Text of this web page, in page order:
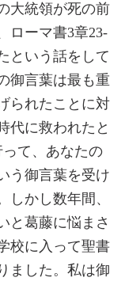
大統領が死の前
ローマ書3章23-
という話をして
御言葉は最も重
られたことに対
代に救われたと
て、あなたの
う御言葉を受け
しかし数年間、
と葛藤に悩まさ
校に入って聖書
ました。私は御